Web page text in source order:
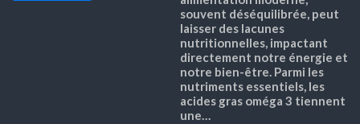
souvent déséquilibrée, peut
laisser des lacunes
nutritionnelles, impactant
directement notre énergie et
notre bien-être. Parmi les
nutriments essentiels, les
acides gras oméga 3 tiennent
une…